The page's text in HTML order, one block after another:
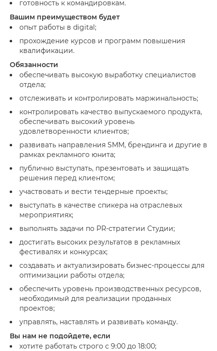
готовность к командировкам.
Вашим преимуществом будет
опыт работы в digital;
прохождение курсов и программ повышения
квалификации.
Обязанности
обеспечивать высокую выработку специалистов
отдела;
отслеживать и контролировать маржинальность;
контролировать качество выпускаемого продукта,
обеспечивать высокий уровень
удовлетворенности клиентов;
развивать направления SMM, брендинга и другие в
рамках рекламного юнита;
публично выступать, презентовать и защищать
решения перед клиентом;
участвовать и вести тендерные проекты;
выступать в качестве спикера на отраслевых
мероприятиях;
выполнять задачи по PR-стратегии Студии;
достигать высоких результатов в рекламных
фестивалях и конкурсах;
создавать и актуализировать бизнес-процессы для
оптимизации работы отдела;
обеспечить уровень производственных ресурсов,
необходимый для реализации проданных
проектов;
управлять, наставлять и развивать команду.
Вы нам не подойдете, если
хотите работать строго с 9:00 до 18:00;